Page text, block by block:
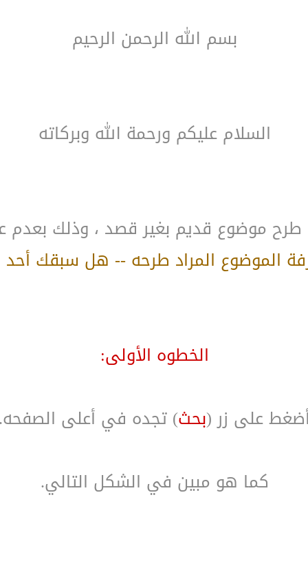
بسم الله الرحمن الرحيم
السلام عليكم ورحمة الله وبركاته
طرح موضوع قديم بغير قصد ، وذلك بعدم
الموضوع المراد طرحه -- هل سبقك أحد
الخطوه الأولى:
على زر (بحث) تجده في أعلى الصفحه.
كما هو مبين في الشكل التالي.